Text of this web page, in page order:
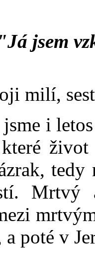
"Já jsem
milí,
i
život
Mrtvý
a poté v